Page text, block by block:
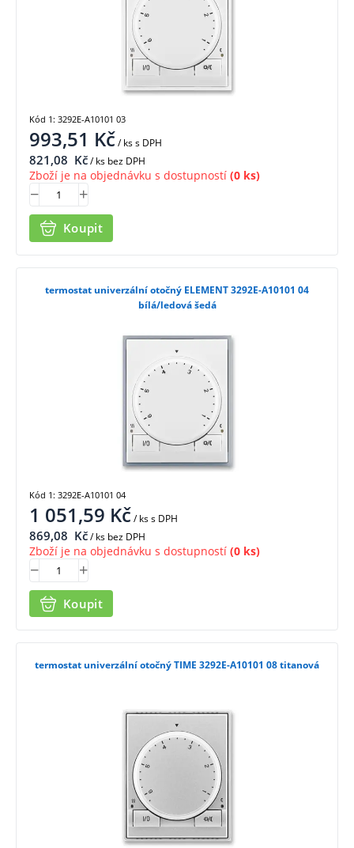
993,51 Kč/ kss DPH
821,08 Kč/ ks bez DPH
Zboží je na objednávku s dostupností (0 ks)
Koupit
Kód 1: 3292E-A10101 03
termostat univerzální otočný ELEMENT 3292E-A10101 04
bílá/ledová šedá
1 051,59 Kč/ kss DPH
869,08 Kč/ ks bez DPH
Zboží je na objednávku s dostupností (0 ks)
Koupit
Kód 1: 3292E-A10101 04
termostat univerzální otočný TIME 3292E-A10101 08 titanová